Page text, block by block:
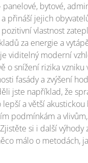
panelové, bytové,
přináší jejich
pozitivní vlastnost
za energie a
viditelný moderní
o snížení rizika vzniku
fasády a zvýšení
jste například, že
a větší
podmínkám a
si i další výhody
málo o metodách,